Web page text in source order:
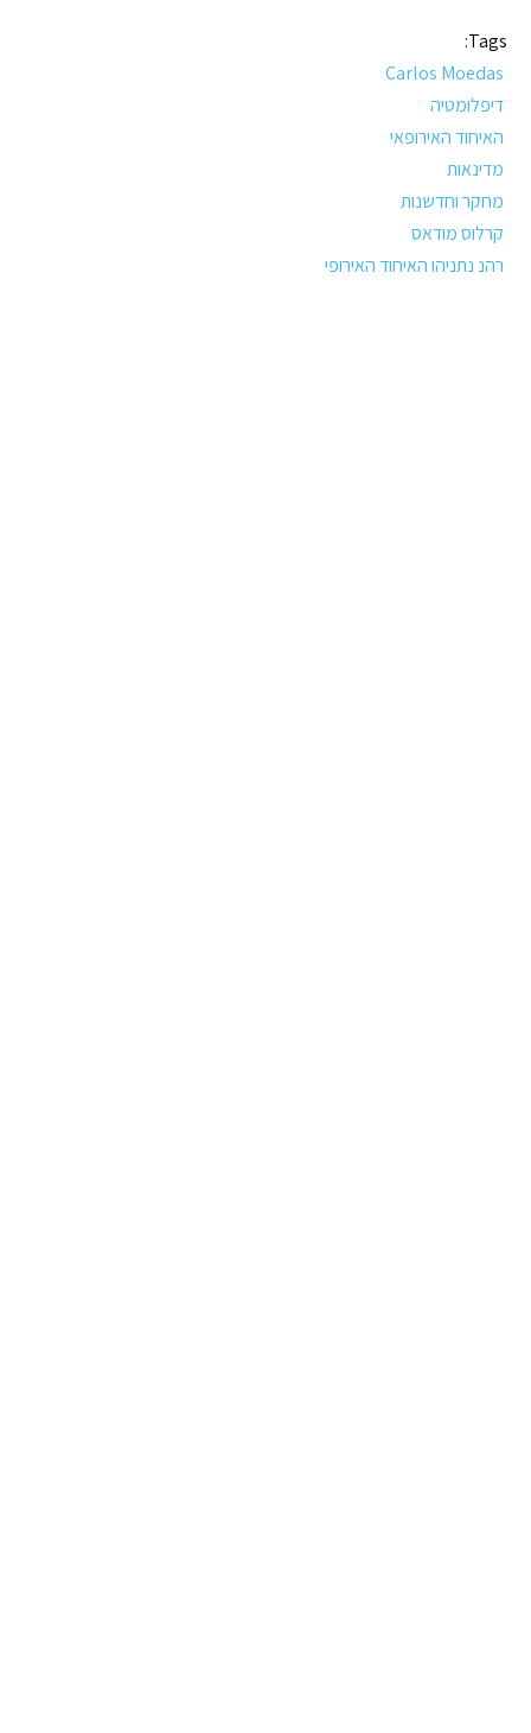
Tags:
Carlos Moedas
דיפלומטיה
האיחוד האירופאי
מדינאות
מחקר וחדשנות
קרלוס מודאס
רהנ נתניהו האיחוד האירופי